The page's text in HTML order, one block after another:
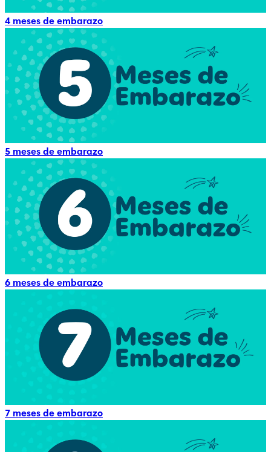
4 meses de embarazo
5 meses de embarazo
6 meses de embarazo
7 meses de embarazo